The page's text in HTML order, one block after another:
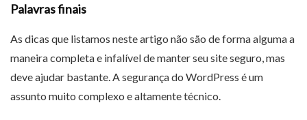
Palavras finais
As dicas que listamos neste artigo não são de forma alguma a
maneira completa e infalível de manter seu site seguro, mas
deve ajudar bastante. A segurança do WordPress é um
assunto muito complexo e altamente técnico.